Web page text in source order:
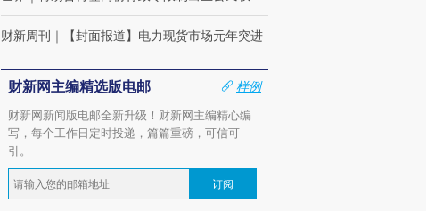
财新周刊 ｜ 【封面报道】电力现货市场元年突进
财新网主编精选版电邮
样例
财新网新闻版电邮全新升级！财新网主编精心编
写，每个工作日定时投递，篇篇重磅，可信可
引。
订阅